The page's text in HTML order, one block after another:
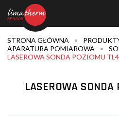
STRONA GŁÓWNA
APARATURA POMIAROWA
LASEROWA SONDA POZIOMU
LASEROWA